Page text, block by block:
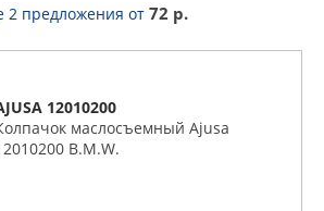
2 предложения от 72 р.
12010200
маслосъемный Ajusa
B.M.W.